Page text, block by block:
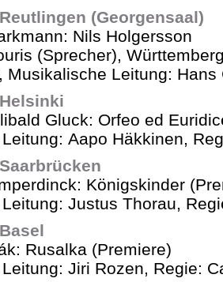
Reutlingen (Georgensaal)
Nils Holgersson
(Sprecher),
Musikalische Leitung: Hans
Helsinki
Gluck: Orfeo ed
Aapo Häkkinen,
Saarbrücken
Königskinder
Justus Thorau,
Basel
Rusalka (Premiere)
Jiri Rozen, Regie: